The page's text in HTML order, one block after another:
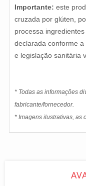
Importante: este
cruzada por glúten,
processa
declarada conforme a
e legislação sanitária
* Todas as informações
fabricante/fornecedor.
* Imagens ilustrativas, as